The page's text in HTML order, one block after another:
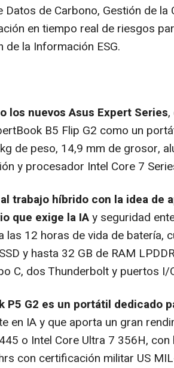
Datos de Carbono, Gestión de la
en tiempo real de riesgos
la Información ESG.
los nuevos Asus Expert Series,
B5 Flip G2 como un
de peso, 14,9 mm de grosor,
y procesador Intel Core 7
trabajo híbrido con la idea de
que exige la IAy seguridad
las 12 horas de vida de batería,
y hasta 32 GB de RAM
C, dos Thunderbolt y puertos I/
P5 G2 es un portátil dedicado
en IA y que aporta un gran
o Intel Core Ultra 7 356H, con
con certificación militar US